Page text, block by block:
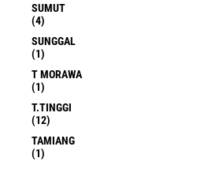
SUMUT
(4)
SUNGGAL
(1)
T MORAWA
(1)
T.TINGGI
(12)
TAMIANG
(1)